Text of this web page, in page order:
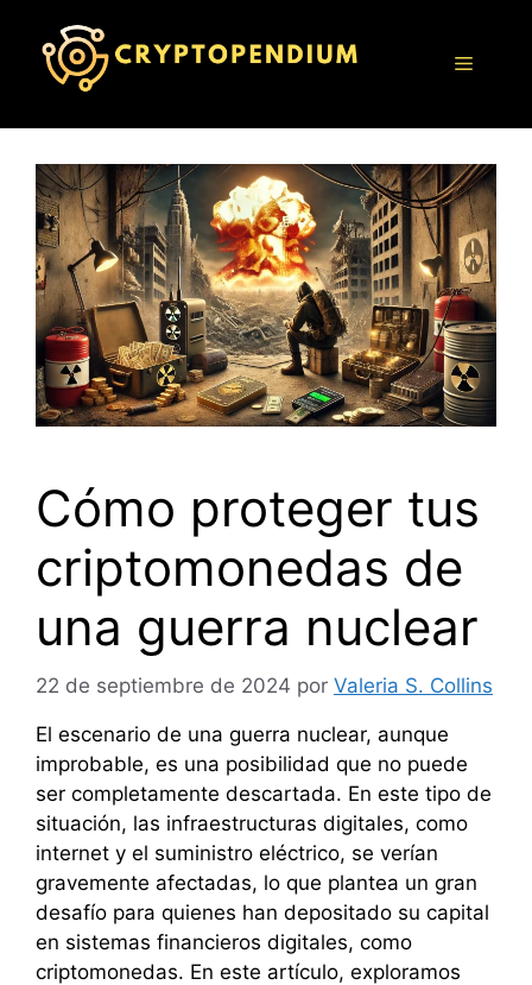
contenido
Menú
Cómo proteger tus
criptomonedas de
una guerra nuclear
22 de septiembre de 2024 por Valeria S. Collins
El escenario de una guerra nuclear, aunque
improbable, es una posibilidad que no puede
ser completamente descartada. En este tipo de
situación, las infraestructuras digitales, como
internet y el suministro eléctrico, se verían
gravemente afectadas, lo que plantea un gran
desafío para quienes han depositado su capital
en sistemas financieros digitales, como
criptomonedas. En este artículo, exploramos